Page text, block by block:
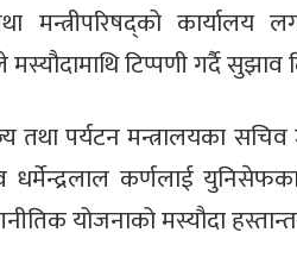
मन्त्रीपरिषद्को
टिप्पणी गर्दै सुझाव
तथा पर्यटन मन्त्रालयका
धर्मेन्द्रलाल कर्णलाई
योजनाको मस्यौदा